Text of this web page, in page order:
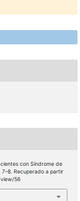
con Síndrome de
7–8. Recuperado a partir
56